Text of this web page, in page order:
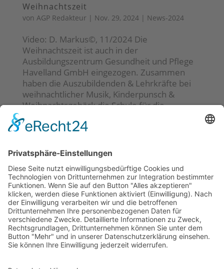
Weihnachtszeit
von AGP Redakteur | Nov. 29, 2024| News-2024
Video: D. Markus©, 11/2024 Die
Weihnachtszeit ist auch in der
Ausbildungszentrum Gesundheit und Pflege
Havelland GmbH eingezogen. Zusammen
haben die Auszubildenden & Lehrkräfte bei
weihnachtlicher Musik, Kinderpunsch &
Weihnachtsgebäck die Schule für die...
Neueste Beiträge
Kunstausstellung auf der Baustelle?!
Zwischen Geschichte & Gänsehaut –
Klassenausflug in die Beelitzer Heilstätten
Kann sich langsam mehr als sehen lassen 😁